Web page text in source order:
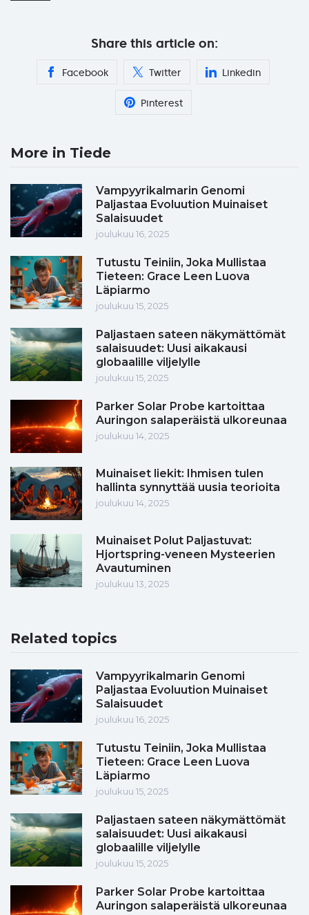
Share this article on:
Facebook Twitter Linkedin
Pinterest
More in Tiede
Vampyyrikalmarin Genomi
Paljastaa Evoluution Muinaiset
Salaisuudet
joulukuu 16, 2025
Tutustu Teiniin, Joka Mullistaa
Tieteen: Grace Leen Luova
Läpiarmo
joulukuu 15, 2025
Paljastaen sateen näkymättömät
salaisuudet: Uusi aikakausi
globaalille viljelylle
joulukuu 15, 2025
Parker Solar Probe kartoittaa
Auringon salaperäistä ulkoreunaa
joulukuu 14, 2025
Muinaiset liekit: Ihmisen tulen
hallinta synnyttää uusia teorioita
joulukuu 14, 2025
Muinaiset Polut Paljastuvat:
Hjortspring-veneen Mysteerien
Avautuminen
joulukuu 13, 2025
Related topics
Vampyyrikalmarin Genomi
Paljastaa Evoluution Muinaiset
Salaisuudet
joulukuu 16, 2025
Tutustu Teiniin, Joka Mullistaa
Tieteen: Grace Leen Luova
Läpiarmo
joulukuu 15, 2025
Paljastaen sateen näkymättömät
salaisuudet: Uusi aikakausi
globaalille viljelylle
joulukuu 15, 2025
Parker Solar Probe kartoittaa
Auringon salaperäistä ulkoreunaa